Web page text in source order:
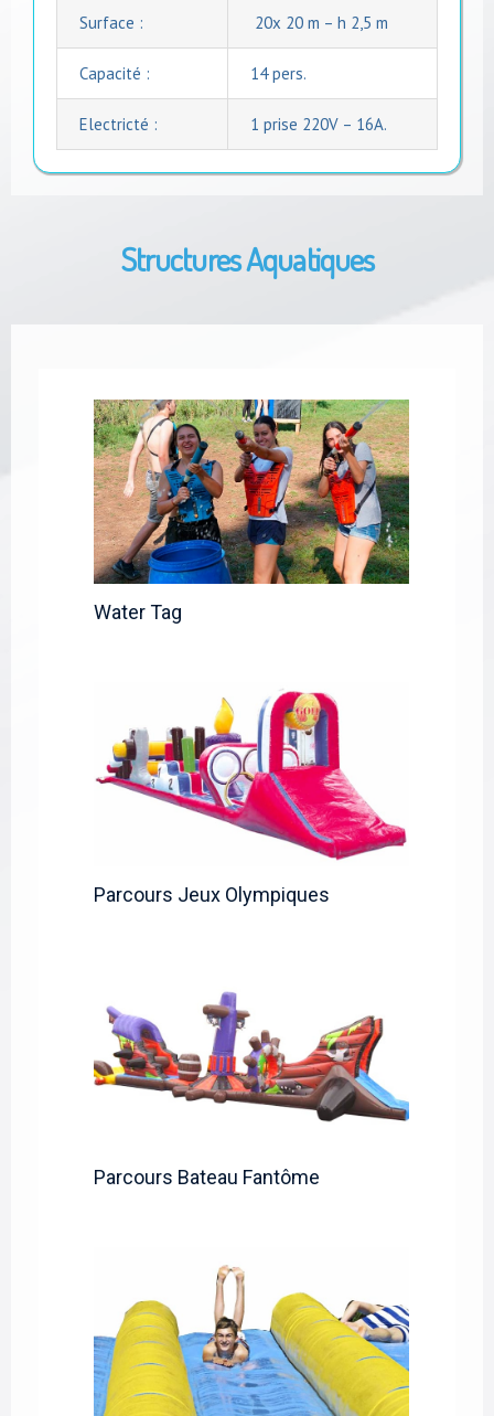
Surface : 20x 20 m – h 2,5 m
Capacité : 14 pers.
Electricté : 1 prise 220V – 16A.
Structures Aquatiques
Water Tag
Parcours Jeux Olympiques
Parcours Bateau Fantôme